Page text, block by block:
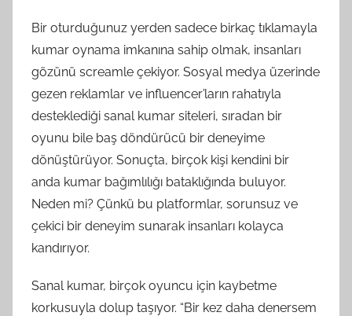
Bir oturduğunuz yerden sadece birkaç tıklamayla
kumar oynama imkanına sahip olmak, insanları
gözünü screamle çekiyor. Sosyal medya üzerinde
gezen reklamlar ve influencer’ların rahatıyla
desteklediği sanal kumar siteleri, sıradan bir
oyunu bile baş döndürücü bir deneyime
dönüştürüyor. Sonuçta, birçok kişi kendini bir
anda kumar bağımlılığı bataklığında buluyor.
Neden mi? Çünkü bu platformlar, sorunsuz ve
çekici bir deneyim sunarak insanları kolayca
kandırıyor.
Sanal kumar, birçok oyuncu için kaybetme
korkusuyla dolup taşıyor. “Bir kez daha denersem